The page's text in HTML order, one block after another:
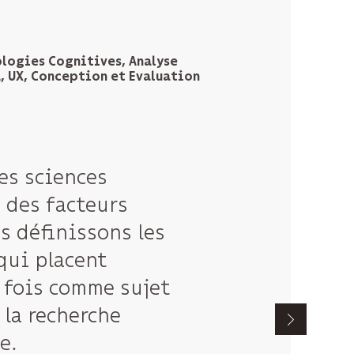
principal Architect
possibles
de réalité
des
complexes,
ou les
de
à la
Cognitives, Analyse
UX, Conception et Evaluation
sciences
facteurs
définissons les
placent
fois comme sujet
recherche